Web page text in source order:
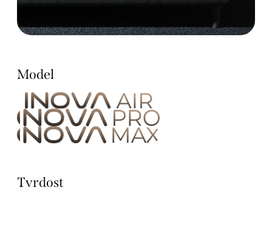
Model
Tvrdost